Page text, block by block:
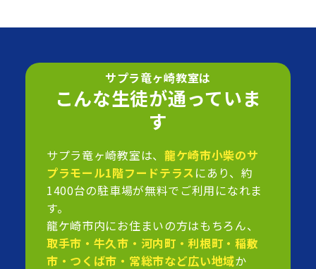
サプラ竜ヶ崎教室は
こんな生徒が通っていま
す
サプラ竜ヶ崎教室は、 龍ケ崎市小柴のサ
プラモール1階フードテラスにあり、約
1400台の駐車場が無料でご利用になれま
す。
龍ケ崎市内にお住まいの方はもちろん、
取手市・牛久市・河内町・利根町・稲敷
市・つくば市・常総市など広い地域か